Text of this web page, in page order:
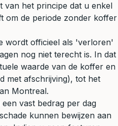
van het principe dat u enkel
om de periode zonder koffer
wordt officieel als 'verloren'
nog niet terecht is. In dat
waarde van de koffer en
met afschrijving), tot het
Montreal.
vast bedrag per dag
kunnen bewijzen aan